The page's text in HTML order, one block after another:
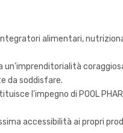
alimentari,
da soddisfare.
l'impegno di POOL
accessibilità ai propri